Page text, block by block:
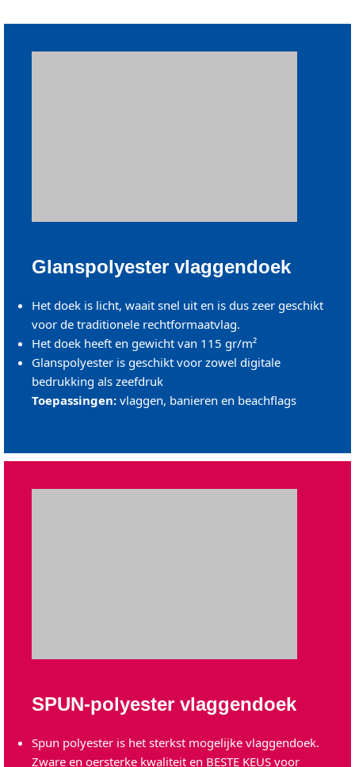
Glanspolyester vlaggendoek
Het doek is licht, waait snel uit en is dus zeer geschikt
voor de traditionele rechtformaatvlag.
Het doek heeft en gewicht van 115 gr/m²
Glanspolyester is geschikt voor zowel digitale
bedrukking als zeefdruk
Toepassingen: vlaggen, banieren en beachflags
SPUN-polyester vlaggendoek
Spun polyester is het sterkst mogelijke vlaggendoek.
Zware en oersterke kwaliteit en BESTE KEUS voor